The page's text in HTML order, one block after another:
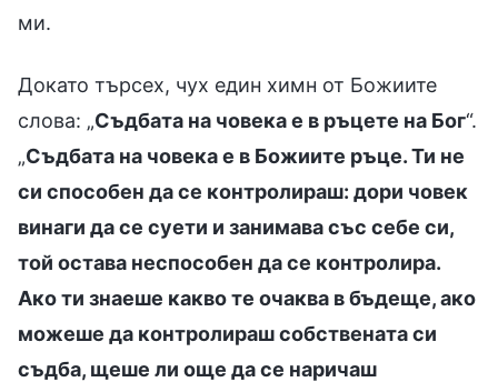
ми.
Докато търсех, чух един химн от Божиите
слова: „Съдбата на човека е в ръцете на Бог“.
„Съдбата на човека е в Божиите ръце. Ти не
си способен да се контролираш: дори човек
винаги да се суети и занимава със себе си,
той остава неспособен да се контролира.
Ако ти знаеше какво те очаква в бъдеще, ако
можеше да контролираш собствената си
съдба, щеше ли още да се наричаш